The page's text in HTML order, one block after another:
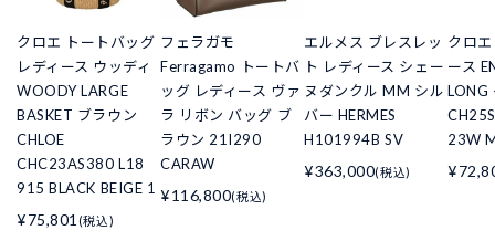
クロエ トートバッグ
レディース ウッディ
WOODY LARGE
BASKET ブラウン
CHLOE
CHC23AS380 L18
915 BLACK BEIGE 1
¥75,801 (税込)
フェラガモ
Ferragamo トートバ
ッグ レディース ヴァ
ラ リボン バッグ ブ
ラウン 21I290
CARAW
¥116,800(税込)
エルメス ブレスレッ
ト レディース シェー
ヌダンクル MM シル
バー HERMES
H101994B SV
¥363,000(税込)
クロ
ース
LONG
23W